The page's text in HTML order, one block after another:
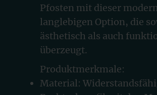
Pfosten mit dieser
langlebigen Option, die
ästhetisch als auch
überzeugt.
Produktmerkmale:
Material: